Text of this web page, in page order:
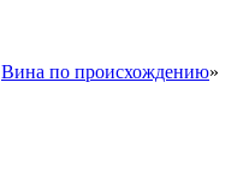
Вина по происхождению»